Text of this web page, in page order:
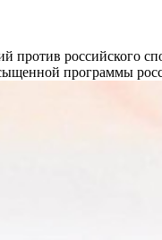
против российского
программы